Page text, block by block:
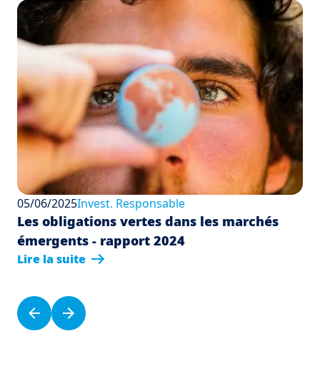
05/06/2025Invest. Responsable
Les obligations vertes dans les marchés
émergents - rapport 2024
Lire la suite
Pagination
Page précédente
Page suivante